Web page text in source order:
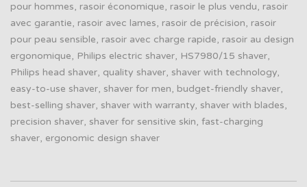
pour hommes, rasoir économique, rasoir le plus vendu, rasoir
avec garantie, rasoir avec lames, rasoir de précision, rasoir
pour peau sensible, rasoir avec charge rapide, rasoir au design
ergonomique, Philips electric shaver, HS7980/15 shaver,
Philips head shaver, quality shaver, shaver with technology,
easy-to-use shaver, shaver for men, budget-friendly shaver,
best-selling shaver, shaver with warranty, shaver with blades,
precision shaver, shaver for sensitive skin, fast-charging
shaver, ergonomic design shaver